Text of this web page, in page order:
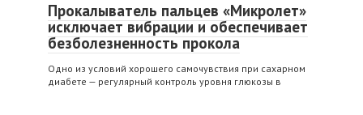
Прокалыватель пальцев «Микролет»
исключает вибрации и обеспечивает
безболезненность прокола
Одно из условий хорошего самочувствия при сахарном
диабете — регулярный контроль уровня глюкозы в